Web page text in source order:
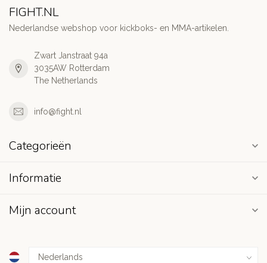
FIGHT.NL
Nederlandse webshop voor kickboks- en MMA-artikelen.
Zwart Janstraat 94a
3035AW Rotterdam
The Netherlands
info@fight.nl
Categorieën
Informatie
Mijn account